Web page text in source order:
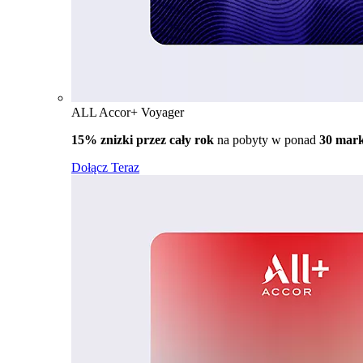
ALL Accor+ Voyager
15% znizki przez cały rok na pobyty w ponad 30
Dołącz Teraz